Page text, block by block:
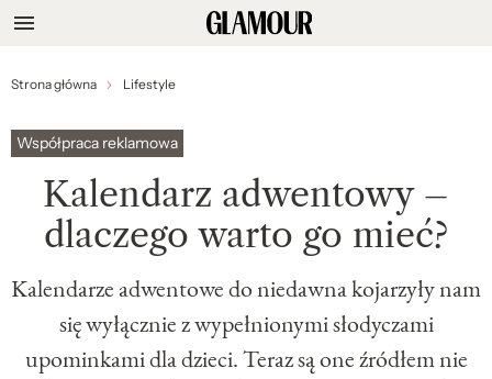
Strona główna Lifestyle
Współpraca reklamowa
Kalendarz adwentowy –
dlaczego warto go mieć?
Kalendarze adwentowe do niedawna kojarzyły nam
się wyłącznie z wypełnionymi słodyczami
upominkami dla dzieci. Teraz są one źródłem nie